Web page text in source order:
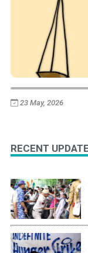
23 May, 2026
RECENT